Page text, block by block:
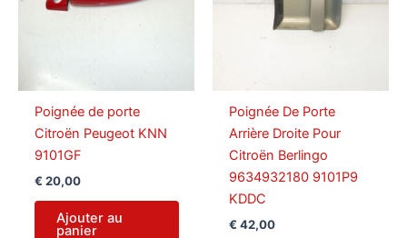
Poignée de porte
Citroën Peugeot KNN
9101GF
€ 20,00
Ajouter au
panier
Poignée De Porte
Arrière Droite Pour
Citroën Berlingo
9634932180 9101P9
KDDC
€ 42,00